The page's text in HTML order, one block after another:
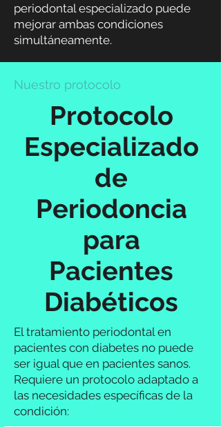
periodontal especializado puede
mejorar ambas condiciones
simultáneamente.
Nuestro protocolo
Protocolo
Especializado
de
Periodoncia
para
Pacientes
Diabéticos
El tratamiento periodontal en
pacientes con diabetes no puede
ser igual que en pacientes sanos.
Requiere un protocolo adaptado a
las necesidades específicas de la
condición: